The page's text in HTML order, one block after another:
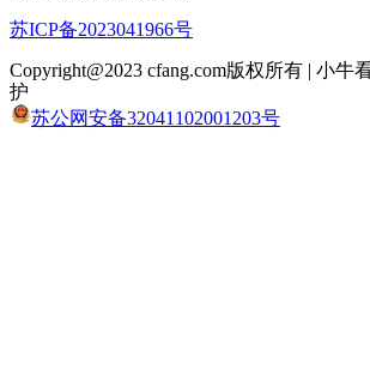
苏ICP备2023041966号
Copyright@2023 cfang.com版权所有 | 小牛
护
苏公网安备32041102001203号